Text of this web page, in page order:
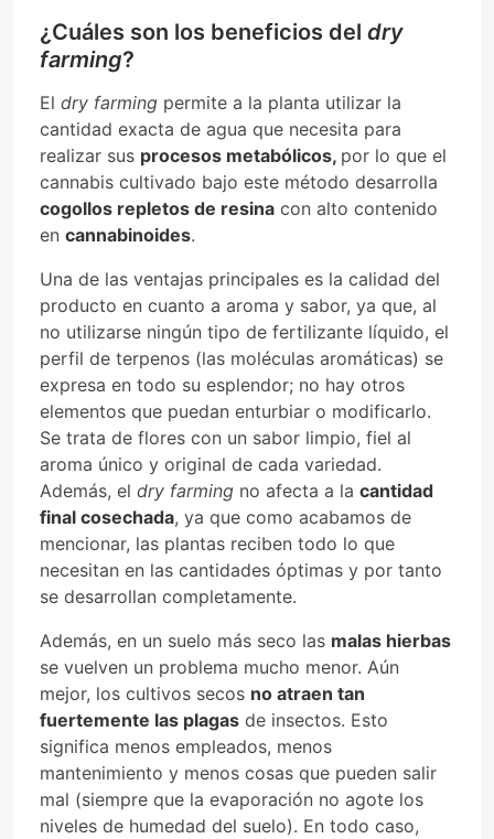
¿Cuáles son los beneficios del dry
farming?
El dry farming permite a la planta utilizar la
cantidad exacta de agua que necesita para
realizar sus procesos metabólicos, por lo que el
cannabis cultivado bajo este método desarrolla
cogollos repletos de resina con alto contenido
en cannabinoides.
Una de las ventajas principales es la calidad del
producto en cuanto a aroma y sabor, ya que, al
no utilizarse ningún tipo de fertilizante líquido, el
perfil de terpenos (las moléculas aromáticas) se
expresa en todo su esplendor; no hay otros
elementos que puedan enturbiar o modificarlo.
Se trata de flores con un sabor limpio, fiel al
aroma único y original de cada variedad.
Además, el dry farming no afecta a la cantidad
final cosechada, ya que como acabamos de
mencionar, las plantas reciben todo lo que
necesitan en las cantidades óptimas y por tanto
se desarrollan completamente.
Además, en un suelo más seco las malas hierbas
se vuelven un problema mucho menor. Aún
mejor, los cultivos secos no atraen tan
fuertemente las plagas de insectos. Esto
significa menos empleados, menos
mantenimiento y menos cosas que pueden salir
mal (siempre que la evaporación no agote los
niveles de humedad del suelo). En todo caso,